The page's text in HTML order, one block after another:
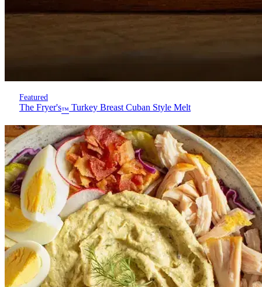
Featured
The Fryer's™ Turkey Breast Cuban Style Melt